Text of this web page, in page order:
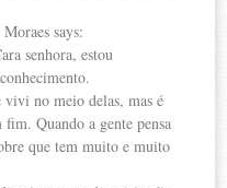
says:
senhora, estou
vivi no meio delas, mas é
Quando a gente pensa
que tem muito e muito